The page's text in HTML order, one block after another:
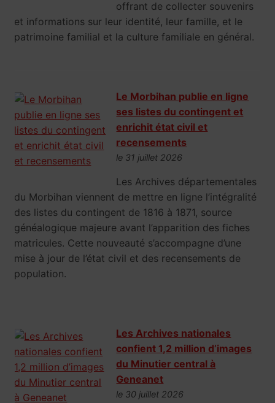
offrant de collecter souvenirs
et informations sur leur identité, leur famille, et le
patrimoine familial et la culture familiale en général.
Le Morbihan publie en ligne
ses listes du contingent et
enrichit état civil et
recensements
le 31 juillet 2026
Les Archives départementales
du Morbihan viennent de mettre en ligne l’intégralité
des listes du contingent de 1816 à 1871, source
généalogique majeure avant l’apparition des fiches
matricules. Cette nouveauté s’accompagne d’une
mise à jour de l’état civil et des recensements de
population.
Les Archives nationales
confient 1,2 million d’images
du Minutier central à
Geneanet
le 30 juillet 2026